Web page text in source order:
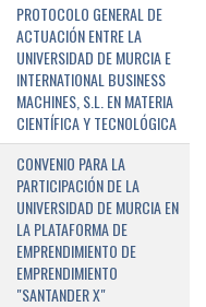
PROTOCOLO GENERAL DE
ACTUACIÓN ENTRE LA
UNIVERSIDAD DE MURCIA E
INTERNATIONAL BUSINESS
MACHINES, S.L. EN MATERIA
CIENTÍFICA Y TECNOLÓGICA
CONVENIO PARA LA
PARTICIPACIÓN DE LA
UNIVERSIDAD DE MURCIA EN
LA PLATAFORMA DE
EMPRENDIMIENTO DE
EMPRENDIMIENTO
"SANTANDER X"